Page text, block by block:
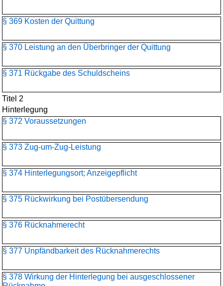
§ 369 Kosten der Quittung
§ 370 Leistung an den Überbringer der Quittung
§ 371 Rückgabe des Schuldscheins
Titel 2
Hinterlegung
§ 372 Voraussetzungen
§ 373 Zug-um-Zug-Leistung
§ 374 Hinterlegungsort; Anzeigepflicht
§ 375 Rückwirkung bei Postübersendung
§ 376 Rücknahmerecht
§ 377 Unpfändbarkeit des Rücknahmerechts
§ 378 Wirkung der Hinterlegung bei ausgeschlossener